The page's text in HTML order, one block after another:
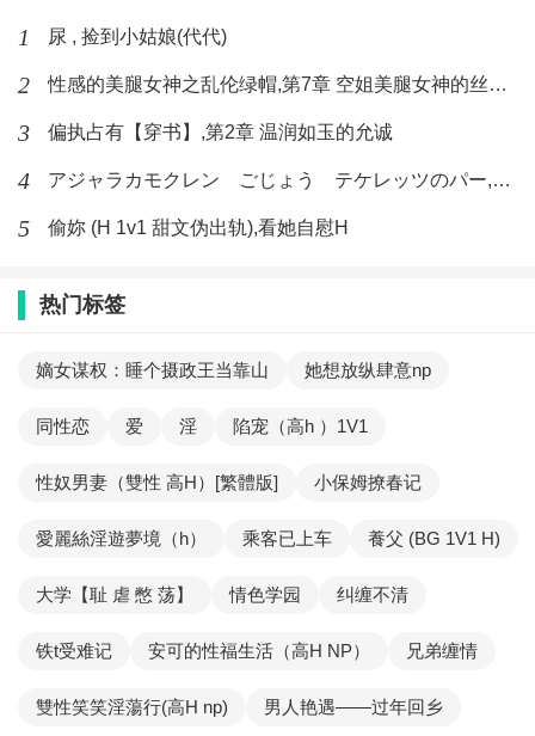
1 尿 , 捡到小姑娘(代代)
2 性感的美腿女神之乱伦绿帽,第7章 空姐美腿女神的丝袜足交
3 偏执占有【穿书】,第2章 温润如玉的允诚
4 アジャラカモクレン ごじょう テケレッツのパー,【No. 42 Rube Goldberg Machine】十四
5 偷妳 (H 1v1 甜文伪出轨),看她自慰H
热门标签
嫡女谋权：睡个摄政王当靠山 她想放纵肆意np
同性恋 爱 淫 陷宠（高h ）1V1
性奴男妻（雙性 高H）[繁體版] 小保姆撩春记
愛麗絲淫遊夢境（h） 乘客已上车 養父 (BG 1V1 H)
大学【耻 虐 憋 荡】 情色学园 纠缠不清
铁t受难记 安可的性福生活（高H NP） 兄弟缠情
雙性笑笑淫蕩行(高H np) 男人艳遇——过年回乡